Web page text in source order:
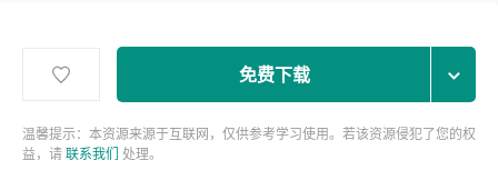
免费下载
温馨提示：本资源来源于互联网，仅供参考学习使用。若该资源侵犯了您的权
益，请 联系我们 处理。